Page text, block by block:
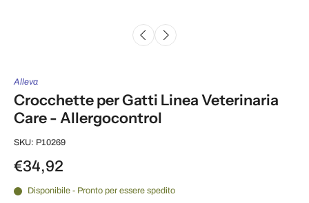
Alleva
Crocchette per Gatti Linea Veterinaria
Care - Allergocontrol
SKU: P10269
€34,92
Disponibile - Pronto per essere spedito